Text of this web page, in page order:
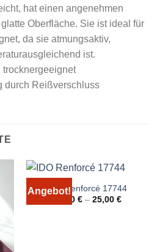
hat einen angenehmen
Oberfläche. Sie ist ideal für
da sie atmungsaktiv,
ist.
trocknergeeignet
durch Reißverschluss
Angebot!
IDO Renforcé 17744
15,00 €– 25,00 €